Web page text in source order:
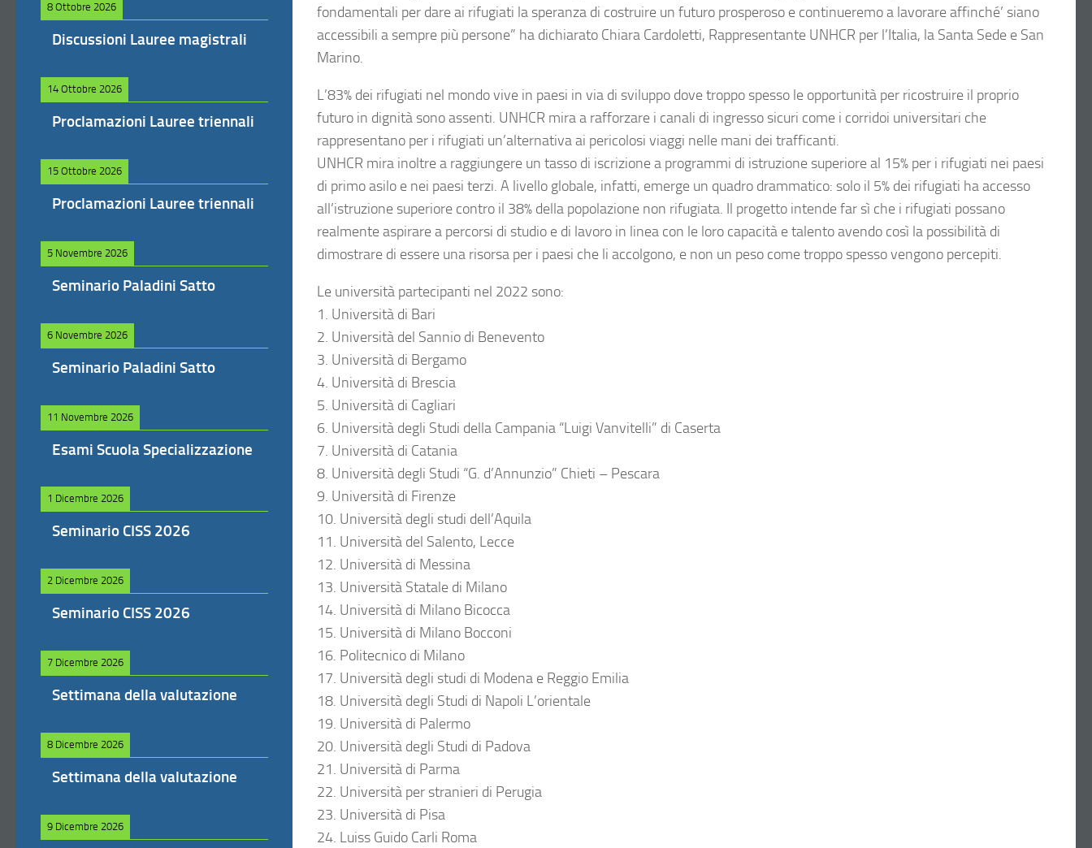
fondamentali per dare ai rifugiati la speranza di costruire un futuro prosperoso e continueremo a lavorare affinché’ siano
accessibili a sempre più persone” ha dichiarato Chiara Cardoletti, Rappresentante UNHCR per l’Italia, la Santa Sede e San
Marino.
L’83% dei rifugiati nel mondo vive in paesi in via di sviluppo dove troppo spesso le opportunità per ricostruire il proprio
futuro in dignità sono assenti. UNHCR mira a rafforzare i canali di ingresso sicuri come i corridoi universitari che
rappresentano per i rifugiati un’alternativa ai pericolosi viaggi nelle mani dei trafficanti.
UNHCR mira inoltre a raggiungere un tasso di iscrizione a programmi di istruzione superiore al 15% per i rifugiati nei paesi
di primo asilo e nei paesi terzi. A livello globale, infatti, emerge un quadro drammatico: solo il 5% dei rifugiati ha accesso
all’istruzione superiore contro il 38% della popolazione non rifugiata. Il progetto intende far sì che i rifugiati possano
realmente aspirare a percorsi di studio e di lavoro in linea con le loro capacità e talento avendo così la possibilità di
dimostrare di essere una risorsa per i paesi che li accolgono, e non un peso come troppo spesso vengono percepiti.
Le università partecipanti nel 2022 sono:
1. Università di Bari
2. Università del Sannio di Benevento
3. Università di Bergamo
4. Università di Brescia
5. Università di Cagliari
6. Università degli Studi della Campania “Luigi Vanvitelli” di Caserta
7. Università di Catania
8. Università degli Studi “G. d’Annunzio” Chieti – Pescara
9. Università di Firenze
10. Università degli studi dell’Aquila
11. Università del Salento, Lecce
12. Università di Messina
13. Università Statale di Milano
14. Università di Milano Bicocca
15. Università di Milano Bocconi
16. Politecnico di Milano
17. Università degli studi di Modena e Reggio Emilia
18. Università degli Studi di Napoli L’orientale
19. Università di Palermo
20. Università degli Studi di Padova
21. Università di Parma
22. Università per stranieri di Perugia
23. Università di Pisa
24. Luiss Guido Carli Roma
8 Ottobre 2026
Discussioni Lauree magistrali
14 Ottobre 2026
Proclamazioni Lauree triennali
15 Ottobre 2026
Proclamazioni Lauree triennali
5 Novembre 2026
Seminario Paladini Satto
6 Novembre 2026
Seminario Paladini Satto
11 Novembre 2026
Esami Scuola Specializzazione
1 Dicembre 2026
Seminario CISS 2026
2 Dicembre 2026
Seminario CISS 2026
7 Dicembre 2026
Settimana della valutazione
8 Dicembre 2026
Settimana della valutazione
9 Dicembre 2026